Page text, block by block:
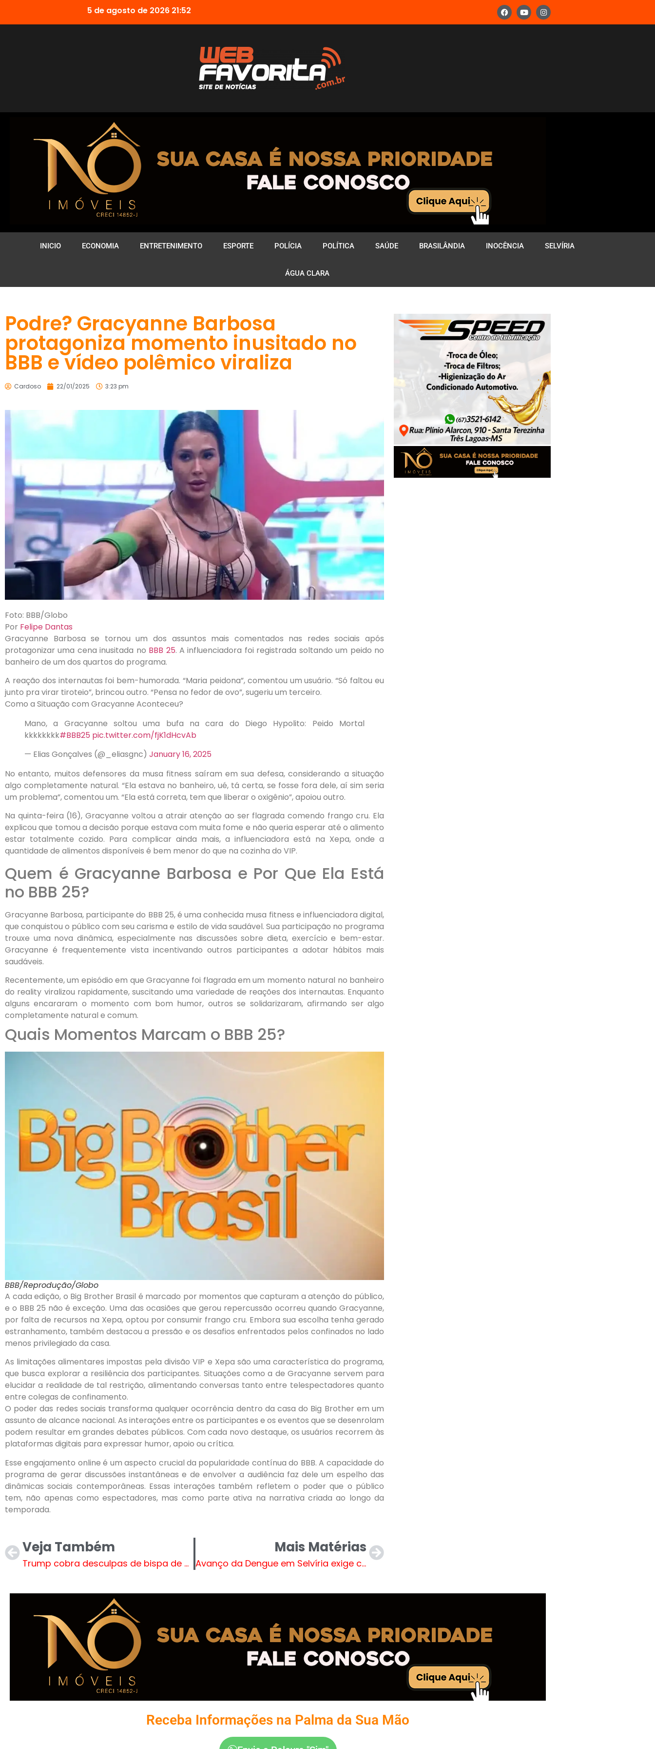
5 de agosto de 2026 21:52
INICIO ECONOMIA ENTRETENIMENTO ESPORTE POLÍCIA POLÍTICA SAÚDE BRASILÂNDIA INOCÊNCIA SELVÍRIA
ÁGUA CLARA
Podre? Gracyanne Barbosa
protagoniza momento inusitado no
BBB e vídeo polêmico viraliza
Cardoso 22/01/2025 3:23 pm
Foto: BBB/Globo
Por Felipe Dantas
Gracyanne Barbosa se tornou um dos assuntos mais comentados nas redes sociais após
protagonizar uma cena inusitada no BBB 25. A influenciadora foi registrada soltando um peido no
banheiro de um dos quartos do programa.
A reação dos internautas foi bem-humorada. “Maria peidona”, comentou um usuário. “Só faltou eu
junto pra virar tiroteio”, brincou outro. “Pensa no fedor de ovo”, sugeriu um terceiro.
Como a Situação com Gracyanne Aconteceu?
Mano, a Gracyanne soltou uma bufa na cara do Diego Hypolito: Peido Mortal
kkkkkkkk#BBB25 pic.twitter.com/fjK1dHcvAb
— Elias Gonçalves (@_eliasgnc) January 16, 2025
No entanto, muitos defensores da musa fitness saíram em sua defesa, considerando a situação
algo completamente natural. “Ela estava no banheiro, ué, tá certa, se fosse fora dele, aí sim seria
um problema”, comentou um. “Ela está correta, tem que liberar o oxigênio”, apoiou outro.
Na quinta-feira (16), Gracyanne voltou a atrair atenção ao ser flagrada comendo frango cru. Ela
explicou que tomou a decisão porque estava com muita fome e não queria esperar até o alimento
estar totalmente cozido. Para complicar ainda mais, a influenciadora está na Xepa, onde a
quantidade de alimentos disponíveis é bem menor do que na cozinha do VIP.
Quem é Gracyanne Barbosa e Por Que Ela Está
no BBB 25?
Gracyanne Barbosa, participante do BBB 25, é uma conhecida musa fitness e influenciadora digital,
que conquistou o público com seu carisma e estilo de vida saudável. Sua participação no programa
trouxe uma nova dinâmica, especialmente nas discussões sobre dieta, exercício e bem-estar.
Gracyanne é frequentemente vista incentivando outros participantes a adotar hábitos mais
saudáveis.
Recentemente, um episódio em que Gracyanne foi flagrada em um momento natural no banheiro
do reality viralizou rapidamente, suscitando uma variedade de reações dos internautas. Enquanto
alguns encararam o momento com bom humor, outros se solidarizaram, afirmando ser algo
completamente natural e comum.
Quais Momentos Marcam o BBB 25?
BBB/Reprodução/Globo
A cada edição, o Big Brother Brasil é marcado por momentos que capturam a atenção do público,
e o BBB 25 não é exceção. Uma das ocasiões que gerou repercussão ocorreu quando Gracyanne,
por falta de recursos na Xepa, optou por consumir frango cru. Embora sua escolha tenha gerado
estranhamento, também destacou a pressão e os desafios enfrentados pelos confinados no lado
menos privilegiado da casa.
As limitações alimentares impostas pela divisão VIP e Xepa são uma característica do programa,
que busca explorar a resiliência dos participantes. Situações como a de Gracyanne servem para
elucidar a realidade de tal restrição, alimentando conversas tanto entre telespectadores quanto
entre colegas de confinamento.
O poder das redes sociais transforma qualquer ocorrência dentro da casa do Big Brother em um
assunto de alcance nacional. As interações entre os participantes e os eventos que se desenrolam
podem resultar em grandes debates públicos. Com cada novo destaque, os usuários recorrem às
plataformas digitais para expressar humor, apoio ou crítica.
Esse engajamento online é um aspecto crucial da popularidade contínua do BBB. A capacidade do
programa de gerar discussões instantâneas e de envolver a audiência faz dele um espelho das
dinâmicas sociais contemporâneas. Essas interações também refletem o poder que o público
tem, não apenas como espectadores, mas como parte ativa na narrativa criada ao longo da
temporada.
Veja Também
Trump cobra desculpas de bispa de Washington após discurso polêmico
Mais Matérias
Avanço da Dengue em Selvíria exige cuidados; Prefeitura continua intensificando ações
Receba Informações na Palma da Sua Mão